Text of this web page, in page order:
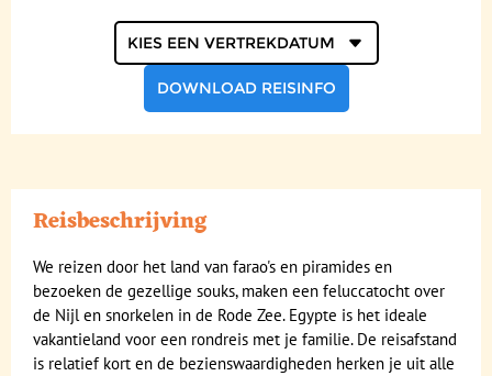
Maaltijden
Gezondheid
Reisbegeleiding en gidsen
vertrekdatum
DOWNLOAD REISINFO
Reisbeschrijving
We reizen door het land van farao's en piramides en
bezoeken de gezellige souks, maken een feluccatocht over
de Nijl en snorkelen in de Rode Zee. Egypte is het ideale
vakantieland voor een rondreis met je familie. De reisafstand
is relatief kort en de bezienswaardigheden herken je uit alle